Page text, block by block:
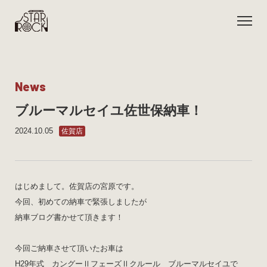
News
ブルーマルセイユ佐世保納車！
2024.10.05 佐賀店
はじめまして。佐賀店の宮原です。
今回、初めての納車で緊張しましたが
納車ブログ書かせて頂きます！
今回ご納車させて頂いたお車は
H29年式 カングーⅡフェーズⅡクルール ブルーマルセイユで